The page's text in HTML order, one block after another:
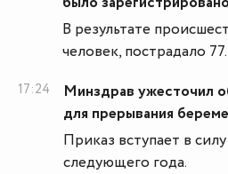
В результате
человек, пострадало 77.
17:24
Минздрав ужесточил
для прерывания
Приказ вступает в
следующего года.